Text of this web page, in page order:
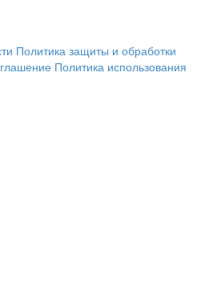
Политика защиты и обработки
Политика использования